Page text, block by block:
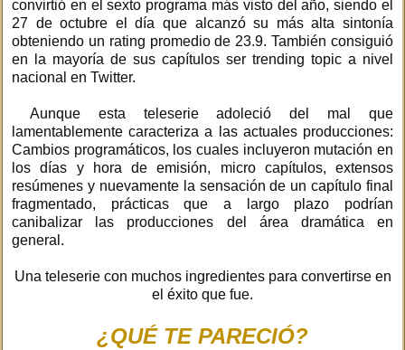
convirtió en el sexto programa más visto del año, siendo el
27 de octubre el día que alcanzó su más alta sintonía
obteniendo un rating promedio de 23.9. También consiguió
en la mayoría de sus capítulos ser trending topic a nivel
nacional en Twitter.
Aunque esta teleserie adoleció del mal que
lamentablemente caracteriza a las actuales producciones:
Cambios programáticos, los cuales incluyeron mutación en
los días y hora de emisión, micro capítulos, extensos
resúmenes y nuevamente la sensación de un capítulo final
fragmentado, prácticas que a largo plazo podrían
canibalizar las producciones del área dramática en
general.
Una teleserie con muchos ingredientes para convertirse en
el éxito que fue.
¿QUÉ TE PARECIÓ?